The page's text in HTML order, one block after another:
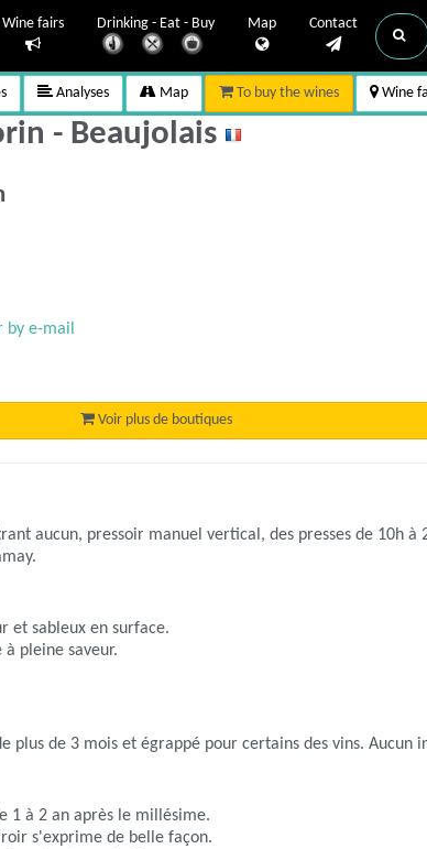
Wine fairs Drinking - Eat - Buy Map Contact
Analyses Map To buy the wines Wine
- Beaujolais
by e-mail
Voir plus de boutiques
aucun, pressoir manuel vertical, des presses de 10h
et sableux en surface.
pleine saveur.
de 3 mois et égrappé pour certains des vins. Aucun
1 à 2 an après le millésime.
s'exprime de belle façon.